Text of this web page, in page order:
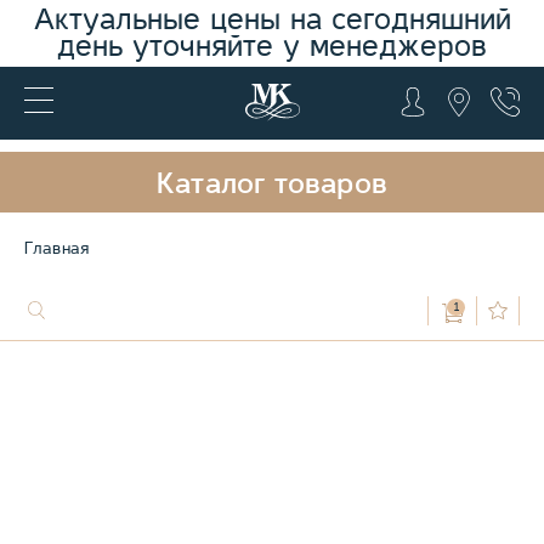
Актуальные цены на сегодняшний
день уточняйте у менеджеров
Каталог товаров
Главная
1